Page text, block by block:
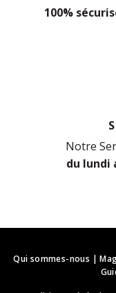
100%
Notre
du lundi
Qui sommes-nous |